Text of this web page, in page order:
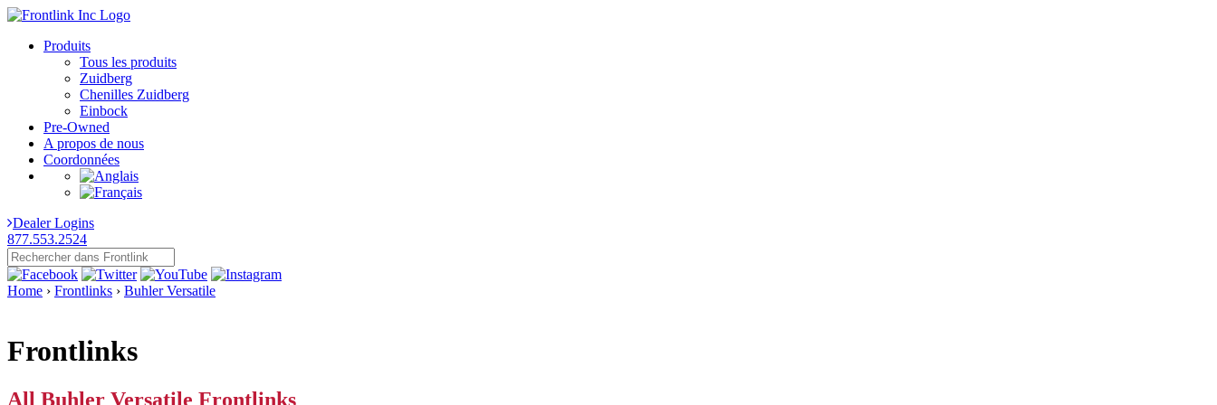
Produits
Tous les produits
Zuidberg
Chenilles Zuidberg
Einbock
Pre-Owned
A propos de nous
Coordonnées
Dealer Logins
877.553.2524
Home › Frontlinks › Buhler Versatile
Frontlinks
All Buhler Versatile Frontlinks